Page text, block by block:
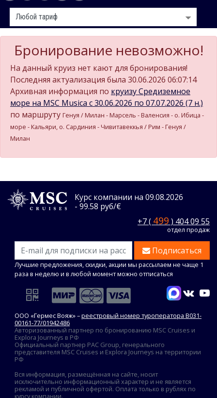
Бронирование невозможно!
На данный круиз нет кают для бронирования!
Последняя актуализация была 30.06.2026 06:07:14
Архивная информация по круизу Средиземное
море на MSC Musica c 30.06.2026 по 07.07.2026 (7 н.)
по маршруту Генуя / Милан - Марсель - Валенсия - о. Ибица -
море - Кальяри, о. Сардиния - Чивитавеккья / Рим - Генуя /
Милан
Курс компании на 09.08.2026
- 99.58 руб/€
+7 ( 499 ) 404 09 55
отдел продаж
Подписаться
Лучшие предложения, скидки, акции мы рассылаем не чаще 1
раза в неделю и в любой момент можно отписаться
ООО «Гермес Вояж» –реестровый номер туроператора В031-
00161-77/01942486
Авторизованный партнер по бронированию MSC Cruises и
Explora Journeys в РФ
Официальный партнер PAC Group, генерального
представителя MSC Cruises и Explora Journeys на территории
РФ
Вся информация, размещённая на сайте, носит
исключительно информационный характер и не является
рекламой и публичной офертой. Оплата только в рублях по
курсу компании.